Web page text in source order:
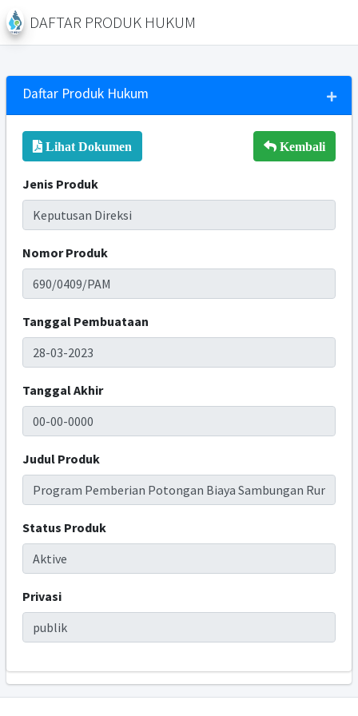
DAFTAR PRODUK HUKUM
Daftar Produk Hukum
Lihat Dokumen Kembali
Jenis Produk
Nomor Produk
Tanggal Pembuataan
Tanggal Akhir
Judul Produk
Status Produk
Privasi